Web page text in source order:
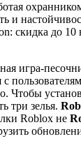
и
скидка до 10
игра-
Чтобы
три зелья.
Roblox не